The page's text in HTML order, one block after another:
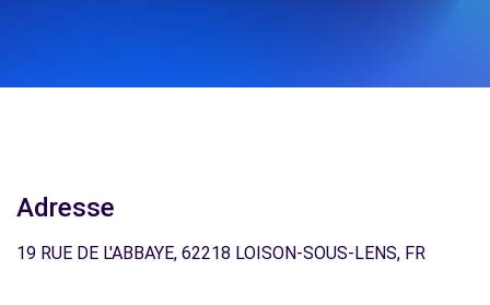
Adresse
19 RUE DE L'ABBAYE, 62218 LOISON-SOUS-LENS, FR